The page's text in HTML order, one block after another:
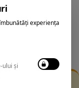
experiența
ului și